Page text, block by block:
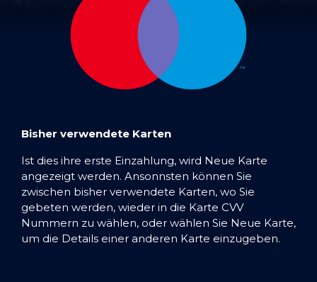
Bisher verwendete Karten
Ist dies ihre erste Einzahlung, wird Neue Karte
angezeigt werden. Ansonnsten können Sie
zwischen bisher verwendete Karten, wo Sie
gebeten werden, wieder in die Karte CVV
Nummern zu wählen, oder wählen Sie Neue Karte,
um die Details einer anderen Karte einzugeben.